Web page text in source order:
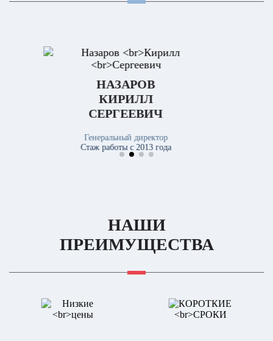
ФРИЖ
МАКСИМ
ИГОРЕВИЧ
Руководитель отдела экспертизы
Стаж работы с 2008 года
НАШИ
ПРЕИМУЩЕСТВА